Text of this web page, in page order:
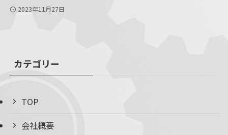
2023年11月27日
カテゴリー
TOP
会社概要